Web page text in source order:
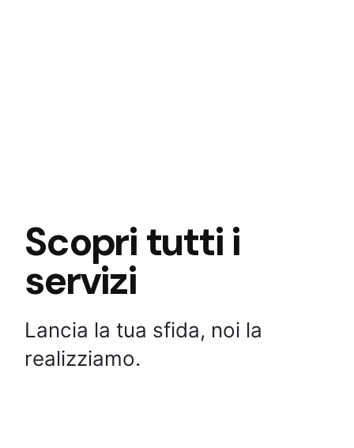
Scopri tutti i
servizi
Lancia la tua sfida, noi la
realizziamo.